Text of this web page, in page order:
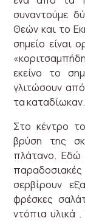
συναντούμε
Θεών και το
σημείο είναι
εκείνο το
γλιτώσουν
τα καταδίωκαν.
Στο κέντρο
βρύση της
πλάτανο. Εδώ
σερβίρουν
φρέσκες
ντόπια υλικά